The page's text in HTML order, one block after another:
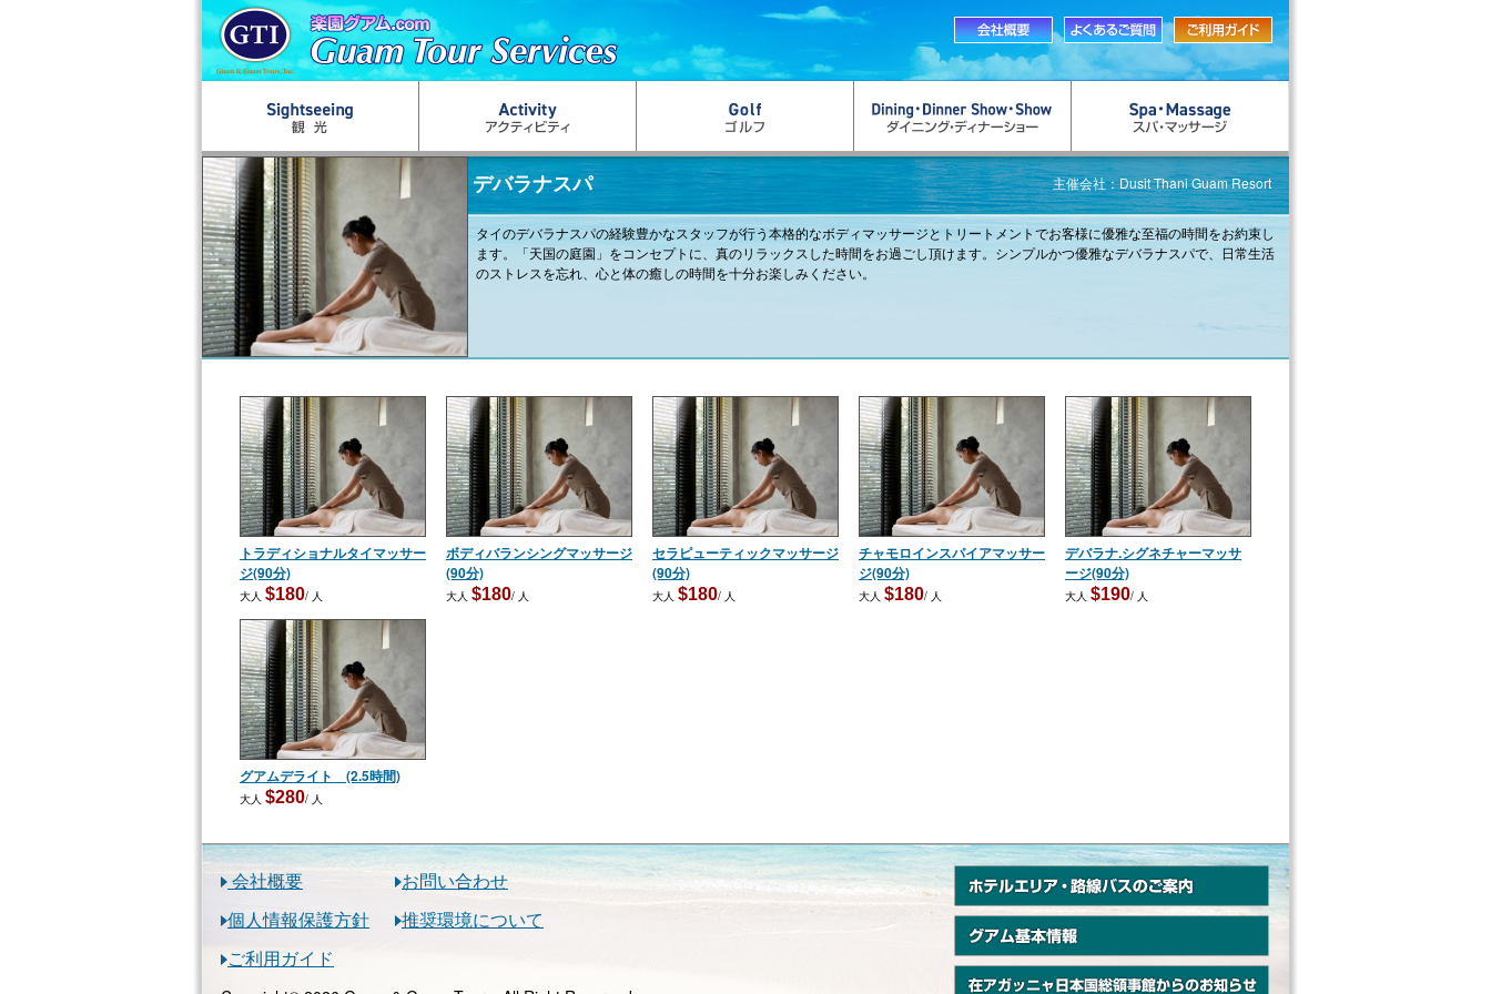
デバラナスパ 主催会社：Dusit Thani Guam Resort
タイのデバラナスパの経験豊かなスタッフが行う本格的なボディマッサージとトリートメントでお客様に優雅な至福の時間をお約束し
ます。「天国の庭園」をコンセプトに、真のリラックスした時間をお過ごし頂けます。シンプルかつ優雅なデバラナスパで、日常生活
のストレスを忘れ、心と体の癒しの時間を十分お楽しみください。
トラディショナルタイマッサー
ジ(90分)
大人 $180/ 人
ボディバランシングマッサージ
(90分)
大人 $180/ 人
セラピューティックマッサージ
(90分)
大人 $180/ 人
チャモロインスパイアマッサー
ジ(90分)
大人 $180/ 人
デバラナ.シグネチャーマッサ
ージ(90分)
大人 $190/ 人
グアムデライト (2.5時間)
大人 $280/ 人
会社概要
お問い合わせ
個人情報保護方針
推奨環境について
ご利用ガイド